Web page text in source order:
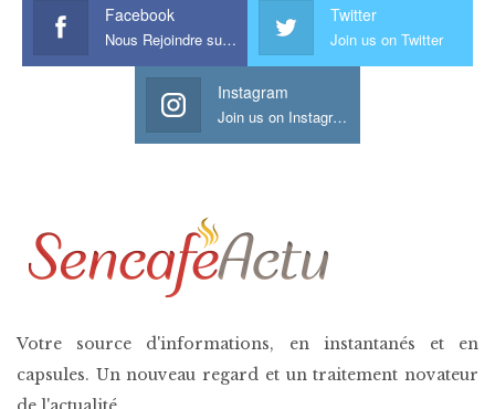
Facebook
Nous Rejoindre sur Facebook
Twitter
Join us on Twitter
Instagram
Join us on Instagram
Votre source d'informations, en instantanés et en
capsules. Un nouveau regard et un traitement novateur